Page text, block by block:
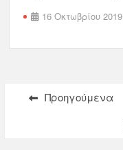
16 Οκτωβρίου 2019
Προηγούμενα